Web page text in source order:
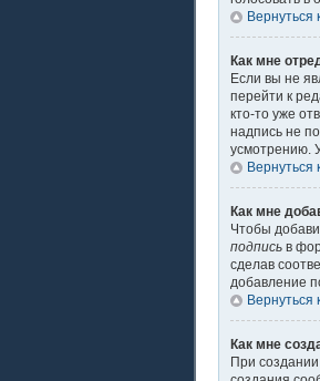
Вернуться
Как мне
Если вы не
перейти к
кто-то уже
надпись не
усмотрению.
Вернуться
Как мне
Чтобы
подпись в
сделав
добавление
Вернуться
Как мне
При